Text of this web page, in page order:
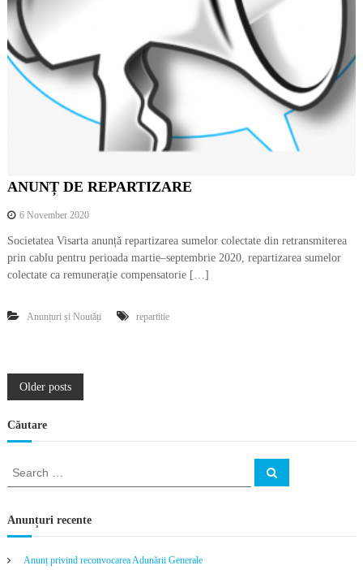
ANUNȚ DE REPARTIZARE
6 November 2020
Societatea Visarta anunță repartizarea sumelor colectate din retransmiterea
prin cablu pentru perioada martie–septembrie 2020, repartizarea sumelor
colectate ca remunerație compensatorie […]
Anunțuri și Noutăți repartitie
P
o
s
s
Older posts
Căutare
r
c
S
Anunțuri recente
Anunț privind reconvocarea Adunării Generale